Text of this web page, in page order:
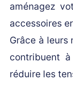
aménagez
accessoires
Grâce à leurs
contribuent
réduire les